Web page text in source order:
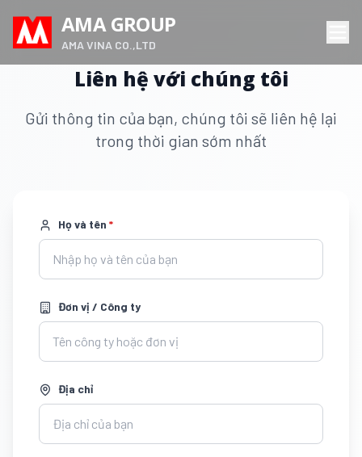
AMA GROUP
AMA VINA CO.,LTD
Liên hệ với chúng tôi
Gửi thông tin của bạn, chúng tôi sẽ liên hệ lại
trong thời gian sớm nhất
Họ và tên *
Đơn vị / Công ty
Địa chỉ